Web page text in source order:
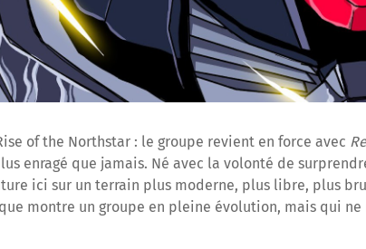
of the Northstar : le groupe revient en force avec
enragé que jamais. Né avec la volonté de
ici sur un terrain plus moderne, plus libre, plus
montre un groupe en pleine évolution, mais qui ne